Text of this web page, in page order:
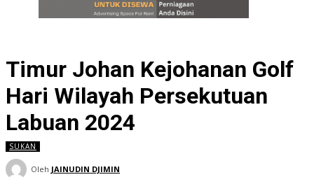
Timur Johan Kejohanan Golf
Hari Wilayah Persekutuan
Labuan 2024
SUKAN
Oleh JAINUDIN DJIMIN